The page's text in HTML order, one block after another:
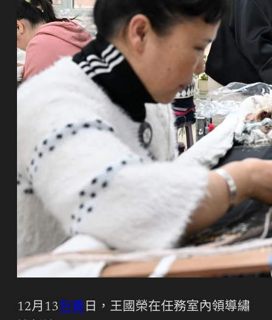
12月13包養 日，王國榮在任務室內領導繡